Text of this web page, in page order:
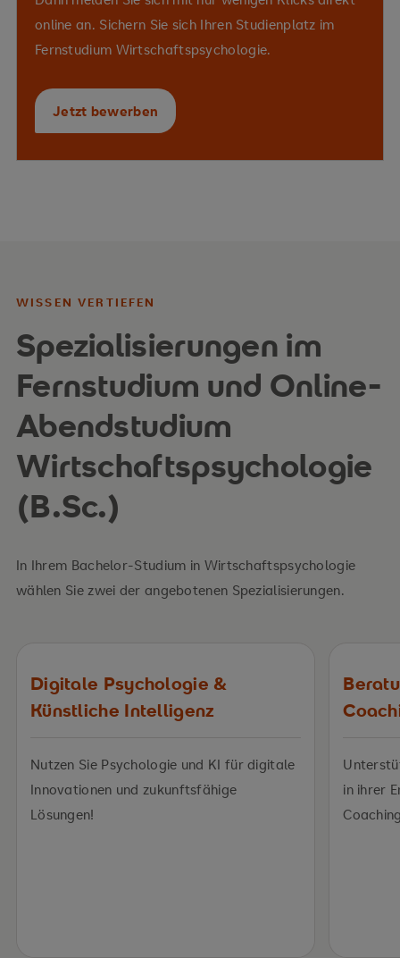
online an. Sichern Sie sich Ihren Studienplatz im
Fernstudium Wirtschaftspsychologie.
Jetzt bewerben
WISSEN VERTIEFEN
Spezialisierungen im
Fernstudium und Online-
Abendstudium
Wirtschaftspsychologie
(B.Sc.)
In Ihrem Bachelor-Studium in Wirtschaftspsychologie
wählen Sie zwei der angebotenen Spezialisierungen.
Digitale Psychologie &
Künstliche Intelligenz
Nutzen Sie Psychologie und KI für digitale
Innovationen und zukunftsfähige
Lösungen!
in ihrer